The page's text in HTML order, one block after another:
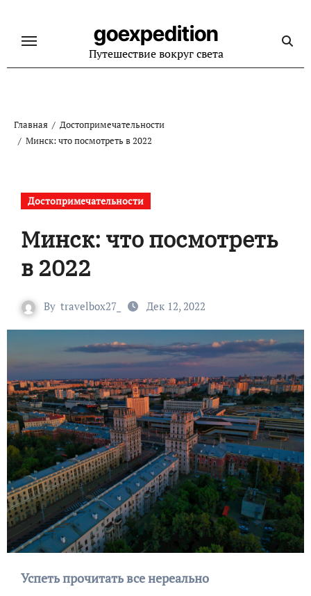
содержанию
goexpedition
Путешествие вокруг света
Главная
Достопримечательности
Минск: что посмотреть в 2022
Достопримечательности
Минск: что посмотреть
в 2022
By travelbox27_ Дек 12, 2022
Успеть прочитать все нереально